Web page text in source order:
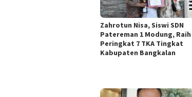
Zahrotun Nisa, Siswi SDN
Patereman 1 Modung, Raih
Peringkat 7 TKA Tingkat
Kabupaten Bangkalan